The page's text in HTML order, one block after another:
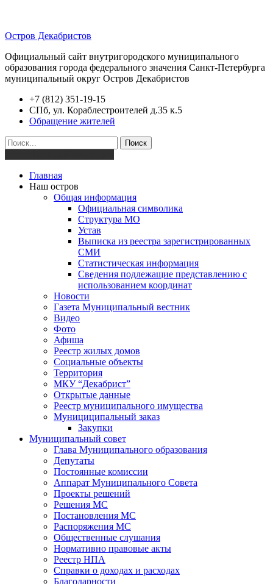
Остров Декабристов
Официальный сайт внутригородского муниципального
образования города федерального значения Санкт-Петербурга
муниципальный округ Остров Декабристов
+7 (812) 351-19-15
СПб, ул. Кораблестроителей д.35 к.5
Обращение жителей
Поиск
Главная
Наш остров
Общая информация
Официальная символика
Структура МО
Устав
Выписка из реестра зарегистрированных
СМИ
Статистическая информация
Сведения подлежащие представлению с
использованием координат
Новости
Газета Муниципальный вестник
Видео
Фото
Афиша
Реестр жилых домов
Социальные объекты
Территория
МКУ “Декабрист”
Открытые данные
Реестр муниципального имущества
Мунициципальный заказ
Закупки
Муниципальный совет
Глава Муниципального образования
Депутаты
Постоянные комиссии
Аппарат Муниципального Совета
Проекты решений
Решения МС
Постановления МС
Распоряжения МС
Общественные слушания
Нормативно правовые акты
Реестр НПА
Справки о доходах и расходах
Благодарности